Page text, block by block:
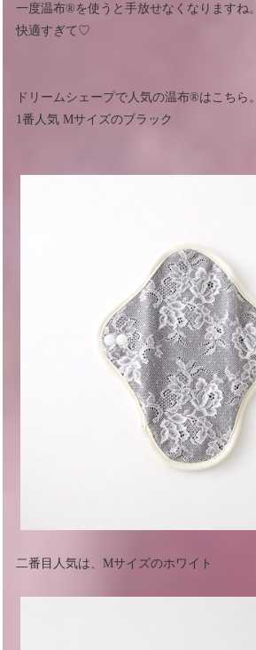
一度温布®︎を使うと手放せなくなりますね。
快適すぎて♡
ドリームシェープで人気の温布®︎はこちら。
1番人気 Mサイズのブラック
二番目人気は、Mサイズのホワイト